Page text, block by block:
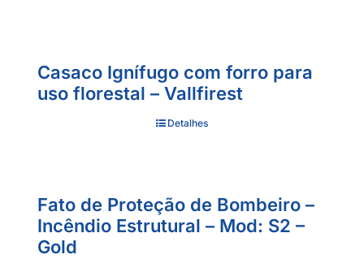
Casaco Ignífugo com forro para
uso florestal – Vallfirest
Detalhes
Fato de Proteção de Bombeiro –
Incêndio Estrutural – Mod: S2 –
Gold